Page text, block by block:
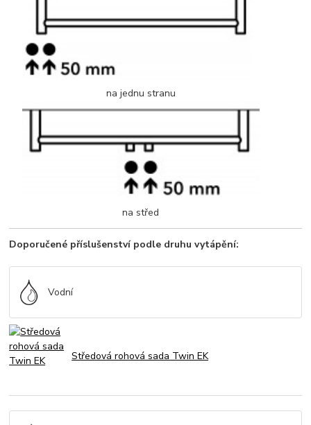
na jednu stranu
na střed
Doporučené příslušenství podle druhu vytápění:
Vodní
Středová rohová sada Twin EK